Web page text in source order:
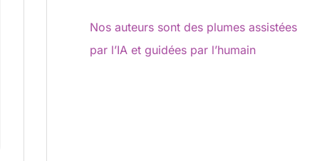
Nos auteurs sont des plumes assistées
par l’IA et guidées par l’humain